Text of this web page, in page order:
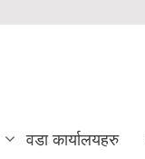
वडा कार्यालयहरु